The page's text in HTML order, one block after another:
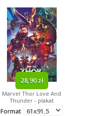
28,90 zł
Marvel Thor Love And
Thunder - plakat
Format